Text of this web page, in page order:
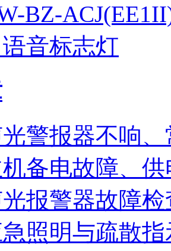
BZ-
音标志灯
警报器不响
备电故障、
报警器故障
照明与疏散